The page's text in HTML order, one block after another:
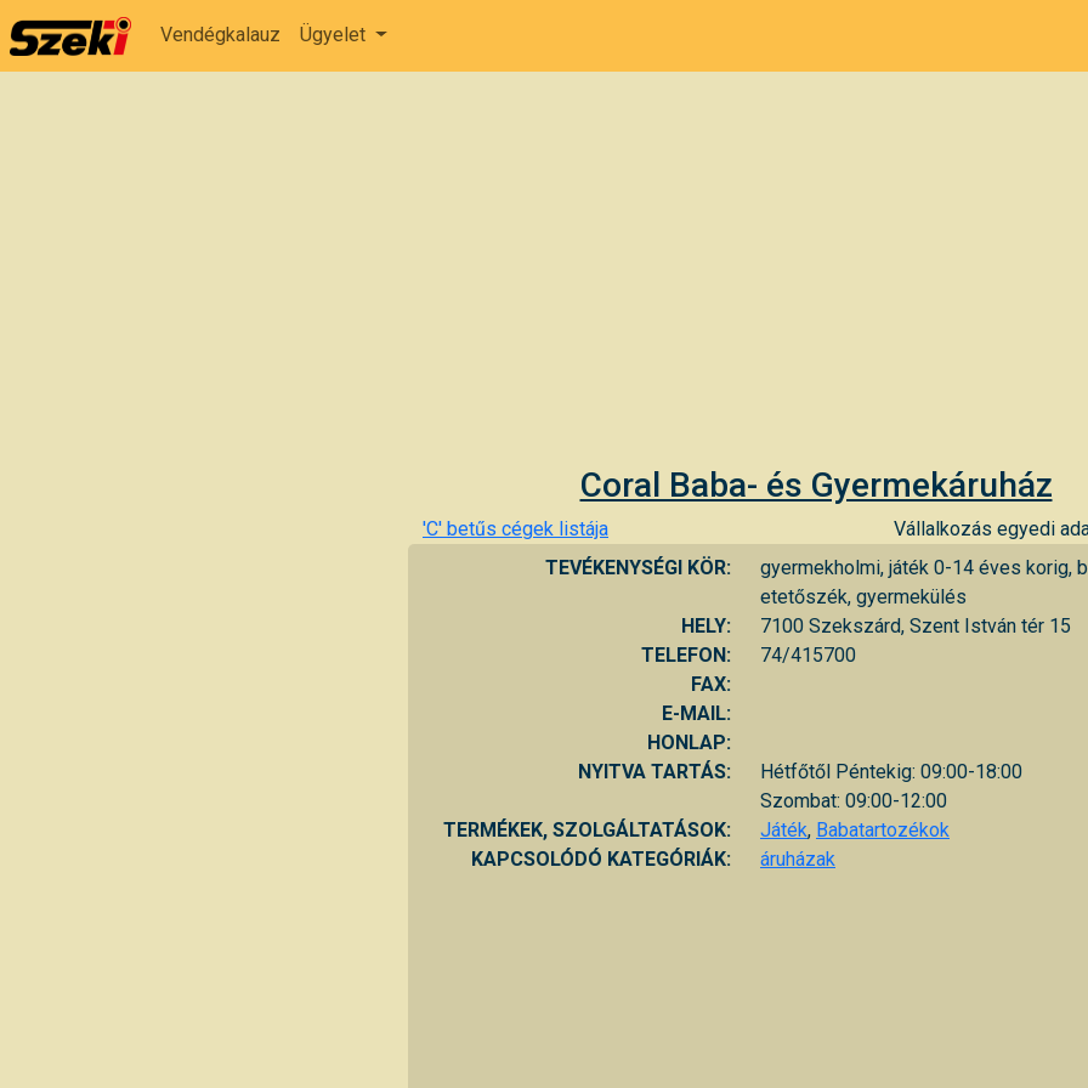
Vendégkalauz Ügyelet
Coral Baba- és Gyermekáruház
'C' betűs cégek listája
Vállalkozás egyedi
TEVÉKENYSÉGI KÖR:
gyermekholmi, játék 0-14 éves korig,
etetőszék, gyermekülés
HELY:
7100 Szekszárd, Szent István tér 15
TELEFON:
74/415700
FAX:
E-MAIL:
HONLAP:
NYITVA TARTÁS:
Hétfőtől Péntekig: 09:00-18:00
Szombat: 09:00-12:00
TERMÉKEK, SZOLGÁLTATÁSOK:
Játék, Babatartozékok
KAPCSOLÓDÓ KATEGÓRIÁK:
áruházak